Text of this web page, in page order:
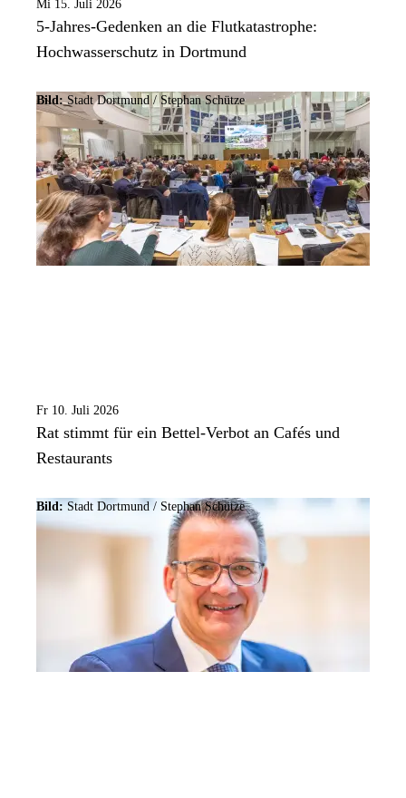
Mi 15. Juli 2026
5-Jahres-Gedenken an die Flutkatastrophe:
Hochwasserschutz in Dortmund
Bild:Stadt Dortmund / Stephan Schütze
Fr 10. Juli 2026
Rat stimmt für ein Bettel-Verbot an Cafés und
Restaurants
Bild: Stadt Dortmund / Stephan Schütze